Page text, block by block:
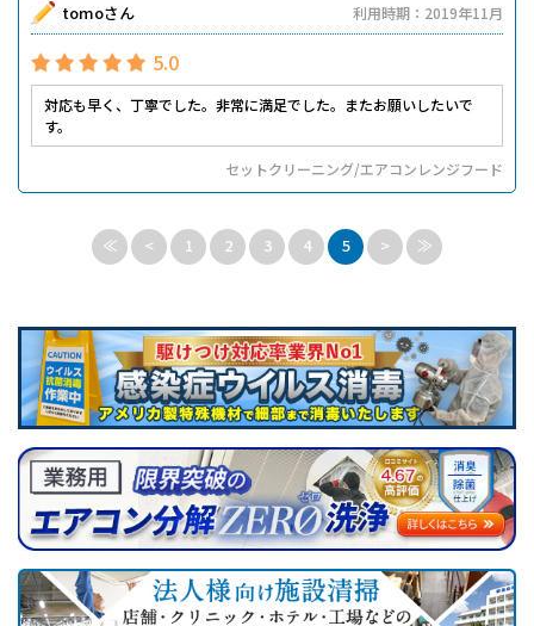
tomoさん 利用時期：2019年11月
5.0
対応も早く、丁寧でした。非常に満足でした。またお願いしたいで
す。
セットクリーニング/エアコンレンジフード
≪ < 1 2 3 4 5 > ≫